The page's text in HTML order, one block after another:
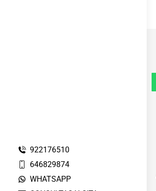
922176510
646829874
WHATSAPP